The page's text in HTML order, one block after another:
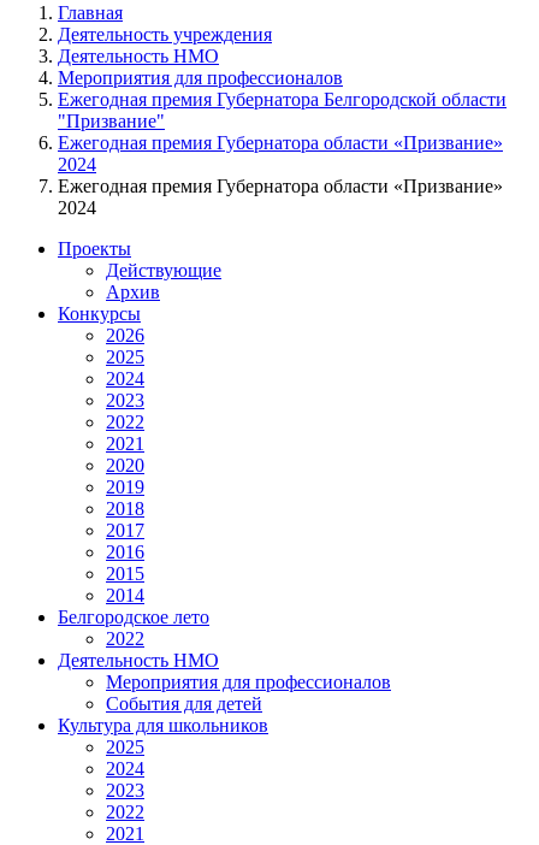
Главная
Деятельность учреждения
Деятельность НМО
Мероприятия для профессионалов
Ежегодная премия Губернатора Белгородской области
"Призвание"
Ежегодная премия Губернатора области «Призвание»
2024
Ежегодная премия Губернатора области «Призвание»
2024
Проекты
Действующие
Архив
Конкурсы
2026
2025
2024
2023
2022
2021
2020
2019
2018
2017
2016
2015
2014
Белгородское лето
2022
Деятельность НМО
Мероприятия для профессионалов
События для детей
Культура для школьников
2025
2024
2023
2022
2021